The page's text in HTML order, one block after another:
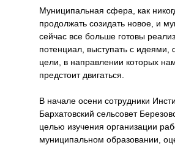
Муниципальная сфера, как
продолжать созидать новое, и
сейчас все больше готовы
потенциал, выступать с идеями,
цели, в направлении которых
предстоит двигаться.
В начале осени сотрудники
Бархатовский сельсовет
целью изучения организации
муниципальном образовании,